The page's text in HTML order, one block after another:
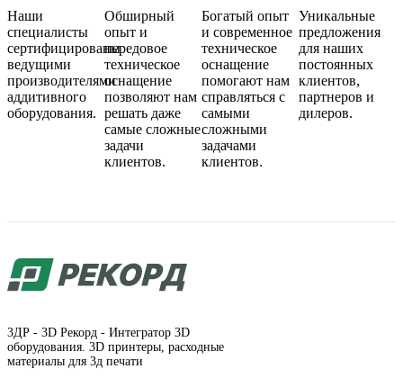
Наши
специалисты
сертифицированы
ведущими
производителями
аддитивного
оборудования.
Обширный
опыт и
передовое
техническое
оснащение
позволяют нам
решать даже
самые сложные
задачи
клиентов.
Богатый опыт
и современное
техническое
оснащение
помогают нам
справляться с
самыми
сложными
задачами
клиентов.
Уникальные
предложения
для наших
постоянных
клиентов,
партнеров и
дилеров.
3ДР - 3D Рекорд - Интегратор 3D
оборудования. 3D принтеры, расходные
материалы для 3д печати